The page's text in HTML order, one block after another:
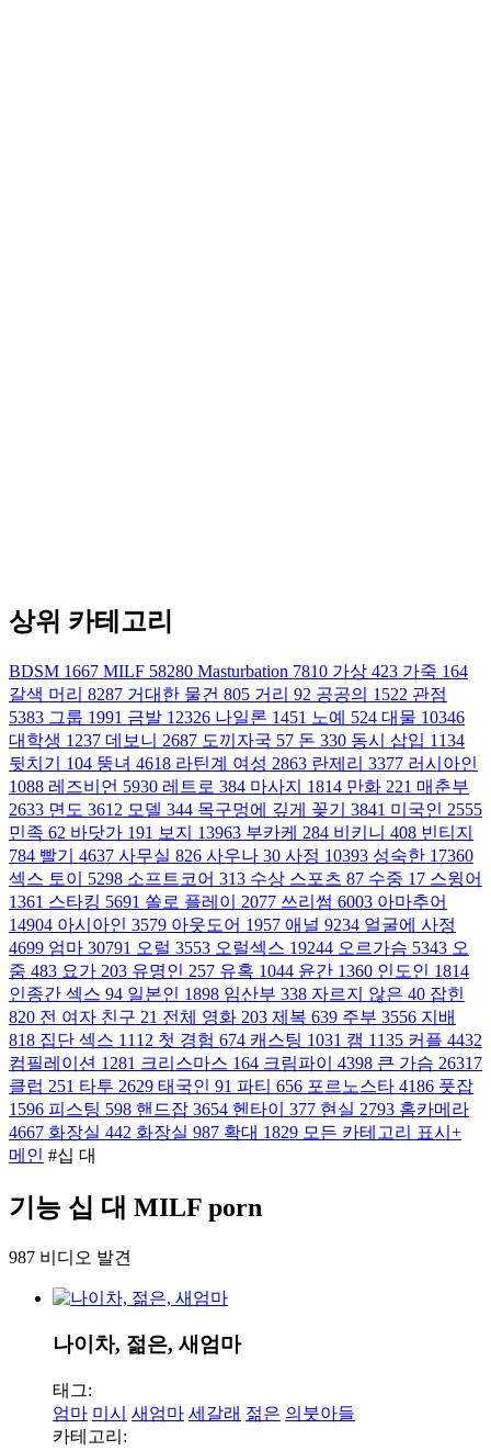
상위 카테고리
BDSM 1667 MILF 58280 Masturbation 7810 가상 423 가죽 164
갈색 머리 8287 거대한 물건 805 거리 92 공공의 1522 관점
5383 그룹 1991 금발 12326 나일론 1451 노예 524 대물 10346
대학생 1237 데보니 2687 도끼자국 57 돈 330 동시 삽입 1134
뒷치기
104 뚱녀 4618 라틴계 여성 2863 란제리 3377 러시아인
1088 레즈비언 5930 레트로 384 마사지 1814 만화 221 매춘부
2633 면도 3612 모델 344 목구멍에 깊게 꽂기 3841 미국인 2555
민족 62 바닷가 191 보지 13963 부카케 284 비키니 408 빈티지
784 빨기 4637 사무실 826 사우나 30 사정 10393 성숙한 17360
섹스 토이
5298 소프트코어 313 수상 스포츠 87 수중 17 스윙어
1361 스타킹 5691 쏠로 플레이 2077 쓰리썸 6003 아마추어
14904 아시아인 3579 아웃도어 1957 애널 9234 얼굴에 사정
4699 엄마 30791 오럴 3553 오럴섹스 19244 오르가슴 5343 오
줌 483 요가 203 유명인 257 유혹 1044 윤간 1360 인도인 1814
인종간 섹스 94 일본인 1898 임산부 338 자르지 않은 40 잡힌
820 전 여자 친구 21 전체 영화 203 제복 639 주부 3556 지배
818 집단 섹스 1112 첫 경험 674 캐스팅 1031 캠 1135 커플 4432
컴필레이션 1281 크리스마스 164 크림파이 4398 큰 가슴 26317
클럽 251 타투 2629 태국인 91 파티 656 포르노스타 4186 풋잡
1596 피스팅 598 핸드잡 3654 헨타이 377 현실 2793 홈카메라
4667 화장실 442 화장실 987 확대 1829 모든 카테고리 표시+
메인 #십 대
기능 십 대 MILF porn
987 비디오 발견
나이차, 젊은, 새엄마
태그:
엄마 미시 새엄마 세갈래 젊은 의붓아들
카테고리: